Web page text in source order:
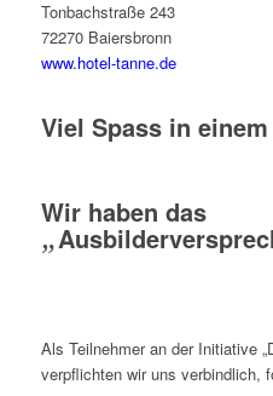
Tonbachstraße 243
72270 Baiersbronn
www.hotel-tanne.de
Viel Spass in
Wir haben das
„
Als Teilnehmer an der Initiative
verpflichten wir uns verbindlich,